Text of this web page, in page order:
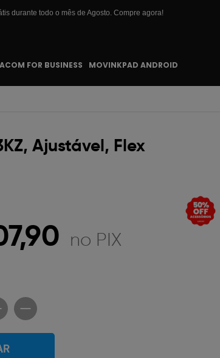
durante todo o mês de Agosto. Compre agora!
FOR BUSINESS MOVINKPAD ANDROID
Ajustável, Flex
no PIX